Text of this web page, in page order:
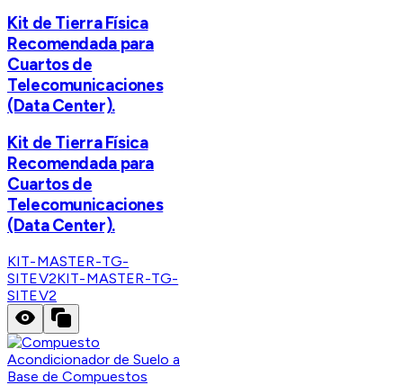
Kit de Tierra Física
Recomendada para
Cuartos de
Telecomunicaciones
(Data Center).
Kit de Tierra Física
Recomendada para
Cuartos de
Telecomunicaciones
(Data Center).
KIT-MASTER-TG-
SITEV2KIT-MASTER-TG-
SITEV2